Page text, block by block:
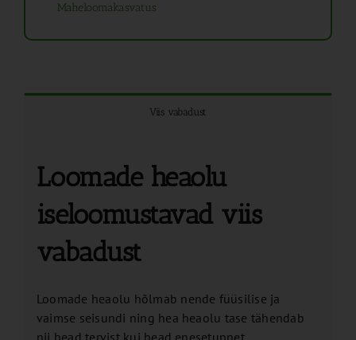
Maheloomakasvatus
Viis vabadust
Loomade heaolu
iseloomustavad viis
vabadust
Loomade heaolu hõlmab nende füüsilise ja
vaimse seisundi ning hea heaolu tase tähendab
nii head tervist kui head enesetunnet.